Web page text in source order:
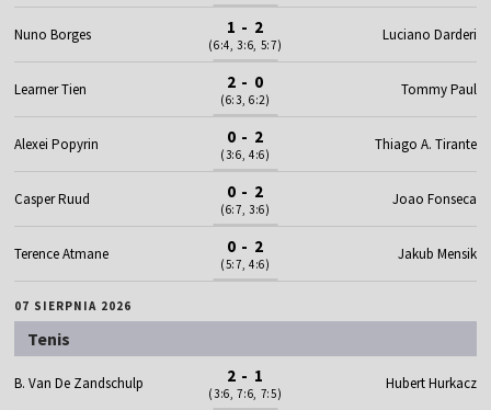
Nuno Borges 1 - 2
(6:4, 3:6, 5:7)
Luciano Darderi
Learner Tien 2 - 0
(6:3, 6:2)
Tommy Paul
Alexei Popyrin 0 - 2
(3:6, 4:6)
Thiago A. Tirante
Casper Ruud 0 - 2
(6:7, 3:6)
Joao Fonseca
Terence Atmane 0 - 2
(5:7, 4:6)
Jakub Mensik
07 SIERPNIA 2026
Tenis
B. Van De Zandschulp 2 - 1
(3:6, 7:6, 7:5)
Hubert Hurkacz